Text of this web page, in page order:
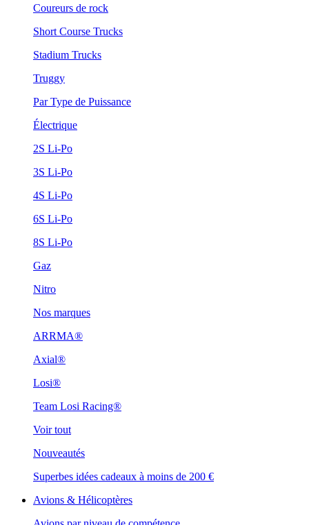
Coureurs de rock
Short Course Trucks
Stadium Trucks
Truggy
Par Type de Puissance
Électrique
2S Li-Po
3S Li-Po
4S Li-Po
6S Li-Po
8S Li-Po
Gaz
Nitro
Nos marques
ARRMA®
Axial®
Losi®
Team Losi Racing®
Voir tout
Nouveautés
Superbes idées cadeaux à moins de 200 €
Avions & Hélicoptères